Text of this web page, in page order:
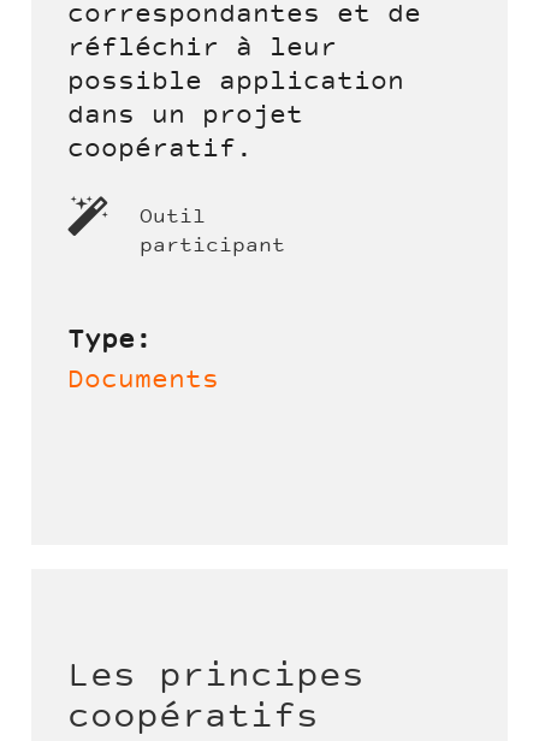
correspondantes et de
réfléchir à leur
possible application
dans un projet
coopératif.
Outil
participant
Type:
Documents
Les principes
coopératifs